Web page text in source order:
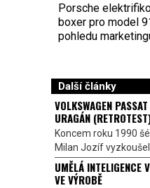
Porsche
boxer pro model
pohledu
Další články
VOLKSWAGEN
URAGÁN
Koncem roku 1990
Milan Jozíf vyzkoušel
UMĚLÁ INTELIGENCE
VE VÝROBĚ